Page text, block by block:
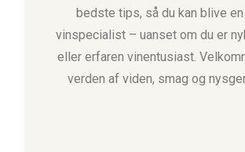
bedste tips, så du kan blive
vinspecialist – uanset om du er
eller erfaren vinentusiast.
verden af viden, smag og